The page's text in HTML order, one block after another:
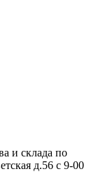
и склада по
д.56 с 9-00